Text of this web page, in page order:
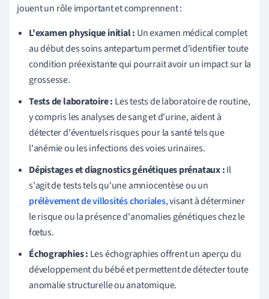
jouent un rôle important et comprennent :
L'examen physique initial : Un examen médical complet
au début des soins antepartum permet d'identifier toute
condition préexistante qui pourrait avoir un impact sur la
grossesse.
Tests de laboratoire : Les tests de laboratoire de routine,
y compris les analyses de sang et d'urine, aident à
détecter d'éventuels risques pour la santé tels que
l'anémie ou les infections des voies urinaires.
Dépistages et diagnostics génétiques prénataux :Il
s'agit de tests tels qu'une amniocentèse ou un
prélèvement de villosités choriales, visant à déterminer
le risque ou la présence d'anomalies génétiques chez le
fœtus.
Échographies : Les échographies offrent un aperçu du
développement du bébé et permettent de détecter toute
anomalie structurelle ou anatomique.